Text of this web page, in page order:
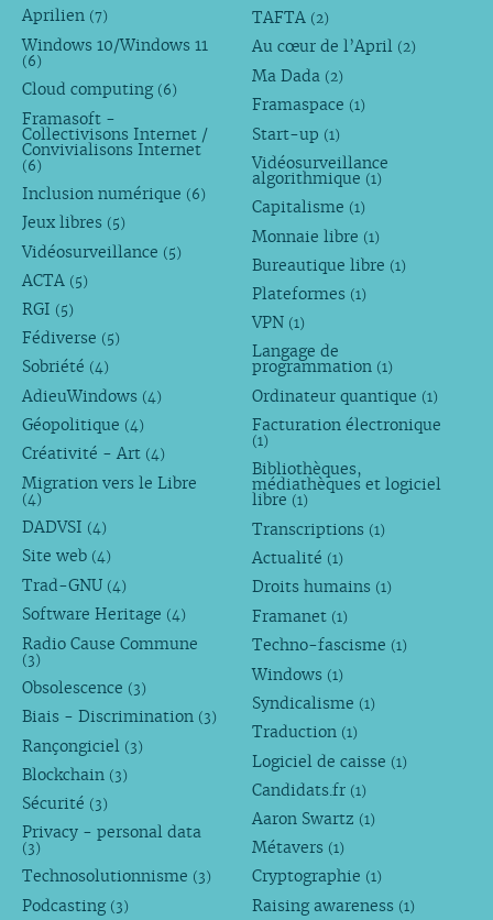
Aprilien (7)
Windows 10/Windows 11
(6)
Cloud computing (6)
Framasoft -
Collectivisons Internet /
Convivialisons Internet
(6)
Inclusion numérique (6)
Jeux libres (5)
Vidéosurveillance (5)
ACTA (5)
RGI (5)
Fédiverse (5)
Sobriété (4)
AdieuWindows (4)
Géopolitique (4)
Créativité - Art (4)
Migration vers le Libre
(4)
DADVSI (4)
Site web (4)
Trad-GNU (4)
Software Heritage (4)
Radio Cause Commune
(3)
Obsolescence (3)
Biais - Discrimination (3)
Rançongiciel (3)
Blockchain (3)
Sécurité (3)
Privacy - personal data
(3)
Technosolutionnisme (3)
Podcasting (3)
TAFTA (2)
Au cœur de l’April (2)
Ma Dada (2)
Framaspace (1)
Start-up (1)
Vidéosurveillance
algorithmique (1)
Capitalisme (1)
Monnaie libre (1)
Bureautique libre (1)
Plateformes (1)
VPN (1)
Langage de
programmation (1)
Ordinateur quantique (1)
Facturation électronique
(1)
Bibliothèques,
médiathèques et logiciel
libre (1)
Transcriptions (1)
Actualité (1)
Droits humains (1)
Framanet (1)
Techno-fascisme (1)
Windows (1)
Syndicalisme (1)
Traduction (1)
Logiciel de caisse (1)
Candidats.fr (1)
Aaron Swartz (1)
Métavers (1)
Cryptographie (1)
Raising awareness (1)